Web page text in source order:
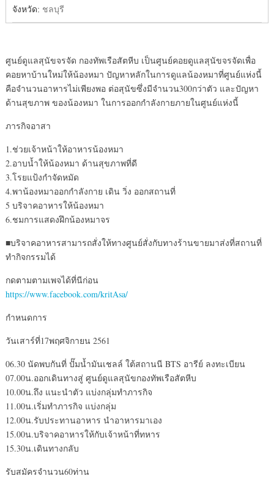
จังหวัด: ชลบุรี
ศูนย์ดูแลสุนัขจรจัด กองทัพเรือสัตหีบ เป็นศูนย์คอยดูแลสุนัขจรจัดเพื่อ
คอยหาบ้านใหม่ให้น้องหมา ปัญหาหลักในการดูแลน้องหมาที่ศูนย์แห่งนี้
คือจำนวนอาหารไม่เพียงพอ ต่อสุนัขซึ่งมีจำนวน300กว่าตัว และปัญหา
ด้านสุขภาพ ของน้องหมา ในการออกกำลังกายภายในศูนย์แห่งนี้
ภารกิจอาสา
1.ช่วยเจ้าหน้าให้อาหารน้องหมา
2.อาบน้ำให้น้องหมา ด้านสุขภาพที่ดี
3.โรยแป้งกำจัดหมัด
4.พาน้องหมาออกกำลังกาย เดิน วิ่ง ออกสถานที่
5 บริจาคอาหารให้น้องหมา
6.ชมการแสดงฝึกน้องหมาจร
■บริจาคอาหารสามารถสั่งให้ทางศูนย์สั่งกับทางร้านขายมาส่งที่สถานที่
ทำกิจกรรมได้
กดตามตามเพจได้ที่นีก่อน
https://www.facebook.com/kritAsa/
กำหนดการ
วันเสาร์ที่17พฤศจิกายน 2561
06.30 นัดพบกันที่ ปั๊มน้ำมันเชลล์ ใต้สถานนี BTS อารีย์ ลงทะเบียน
07.00น.ออกเดินทางสู่ ศูนย์ดูแลสุนัขกองทัพเรือสัตหีบ
10.00น.ถึง แนะนำตัว แบ่งกลุ่มทำภารกิจ
11.00น.เริ่มทำภารกิจ แบ่งกลุ่ม
12.00น.รับประทานอาหาร นำอาหารมาเอง
15.00น.บริจาคอาหารให้กับเจ้าหน้าที่ทหาร
15.30น.เดินทางกลับ
รับสมัครจำนวน60ท่าน